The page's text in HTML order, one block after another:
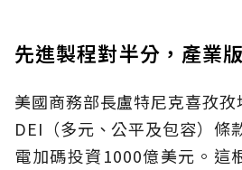
先進製程對半分，產業
美國商務部長盧特尼克喜孜
DEI（多元、公平及包容）條
電加碼投資1000億美元。這